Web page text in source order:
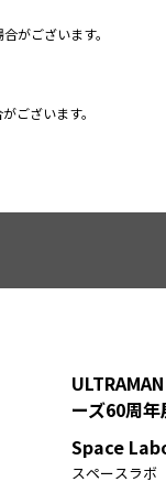
がございます。
ございます。
ーズ60周
Space
スペースラボ